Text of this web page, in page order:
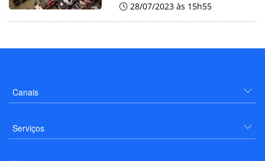
28/07/2023 às 15h55
Canais
Serviços